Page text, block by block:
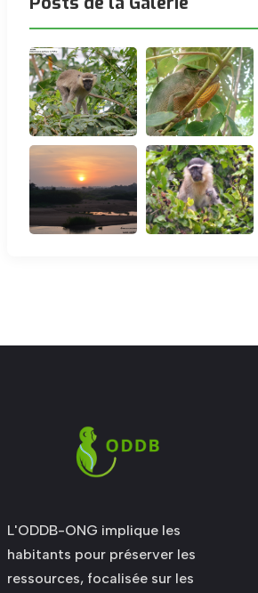
L'ODDB-ONG implique les
habitants pour préserver les
ressources, focalisée sur les